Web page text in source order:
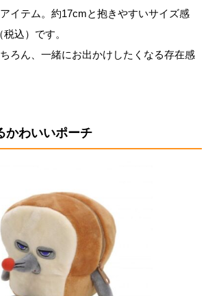
イテム。約17cmと抱きやすいサイズ感
込）です。
ろん、一緒にお出かけしたくなる存在感
かわいいポーチ